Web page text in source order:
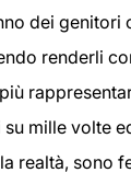
dei genitori
renderli
mille volte
realtà, sono